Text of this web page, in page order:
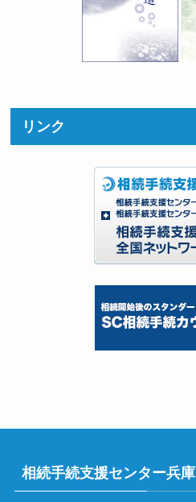
リンク
相続手続支援センター兵庫